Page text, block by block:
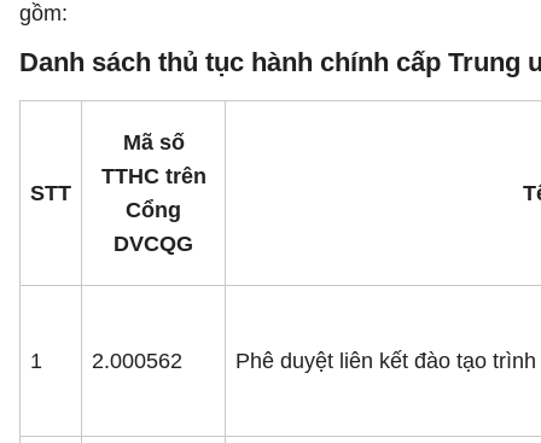
gồm:
Danh sách thủ tục hành chính cấp
STT
Mã số
TTHC trên
Cổng
DVCQG
1 2.000562 Phê duyệt liên kết đào tạo